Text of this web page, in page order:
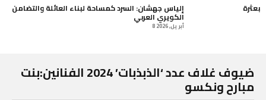
إلياس جهشان: السرد كمساحة لبناء العائلة والتضامن
الكويري العربي
8 أبريل, 2026
ضيوف غلاف عدد ‘الذبذبات’ 2024 الفنانين:بنت
مبارح ونكسو